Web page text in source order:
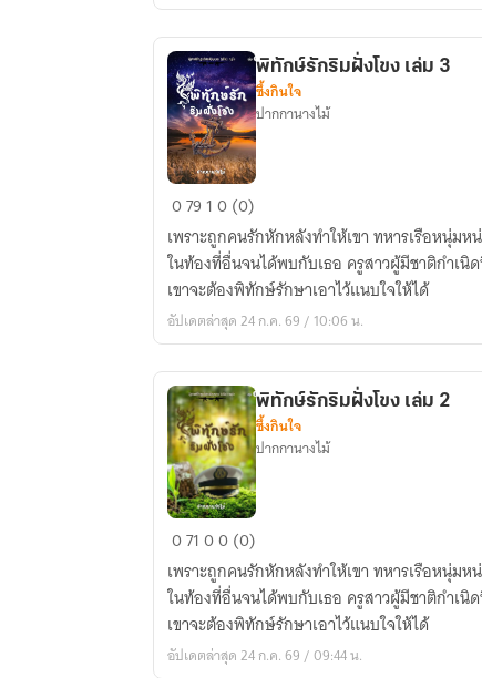
พิทักษ์
ริม
ฝั่ง
โขง
เล่ม
พิทักษ์รักริมฝั่งโขง เล่ม 3
ซึ้งกินใจ
ปากกานางไม้
079 10 (0)
เพราะถูกคนรักหักหลังทำให้เขา ทหารเรือหนุ่ม
ในท้องที่อื่นจนได้พบกับเธอ ครูสาวผู้มีชาติกำเนิ
เขาจะต้องพิทักษ์รักษาเอาไว้แนบใจให้ได้
อัปเดตล่าสุด 24 ก.ค. 69 / 10:06 น.
พิทักษ์
ริม
ฝั่ง
โขง
เล่ม
พิทักษ์รักริมฝั่งโขง เล่ม 2
ซึ้งกินใจ
ปากกานางไม้
07100 (0)
เพราะถูกคนรักหักหลังทำให้เขา ทหารเรือหนุ่ม
ในท้องที่อื่นจนได้พบกับเธอ ครูสาวผู้มีชาติกำเนิ
เขาจะต้องพิทักษ์รักษาเอาไว้แนบใจให้ได้
อัปเดตล่าสุด 24 ก.ค. 69 / 09:44 น.